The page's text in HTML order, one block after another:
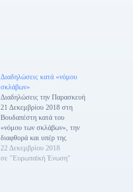
Διαδηλώσεις κατά «νόμου
σκλάβων»
Διαδηλώσεις την Παρασκευή
21 Δεκεμβρίου 2018 στη
Βουδαπέστη κατά του
«νόμου των σκλάβων», την
διαφθορά και υπέρ της
ελευθερίας του Τύπου. Ο
νέος εργασιακός νόμος που
22 Δεκεμβρίου 2018
σε "Ευρωπαϊκή Ένωση"